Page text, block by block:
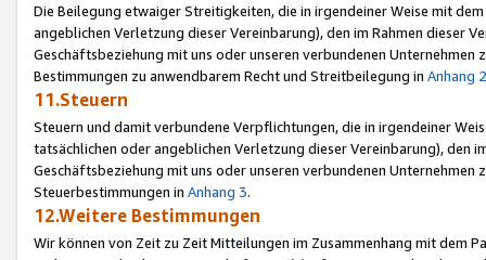
Die Beilegung etwaiger Streitigkeiten, die in irgendeiner Weise mit
angeblichen Verletzung dieser Vereinbarung), den im Rahmen dieser
Geschäftsbeziehung mit uns oder unseren verbundenen
Bestimmungen zu anwendbarem Recht und Streitbeilegung in Anhang 2
11.Steuern
Steuern und damit verbundene Verpflichtungen, die in irgendeiner
tatsächlichen oder angeblichen Verletzung dieser Vereinbarung), den
Geschäftsbeziehung mit uns oder unseren verbundenen
Steuerbestimmungen in Anhang 3.
12.Weitere Bestimmungen
Wir können von Zeit zu Zeit Mitteilungen im Zusammenhang mit dem